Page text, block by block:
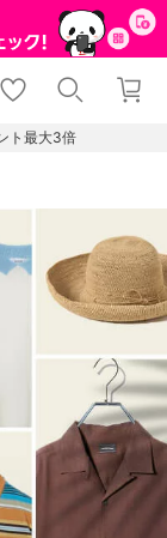
shopping_cart lock_outline
ログイン
ト最大3倍